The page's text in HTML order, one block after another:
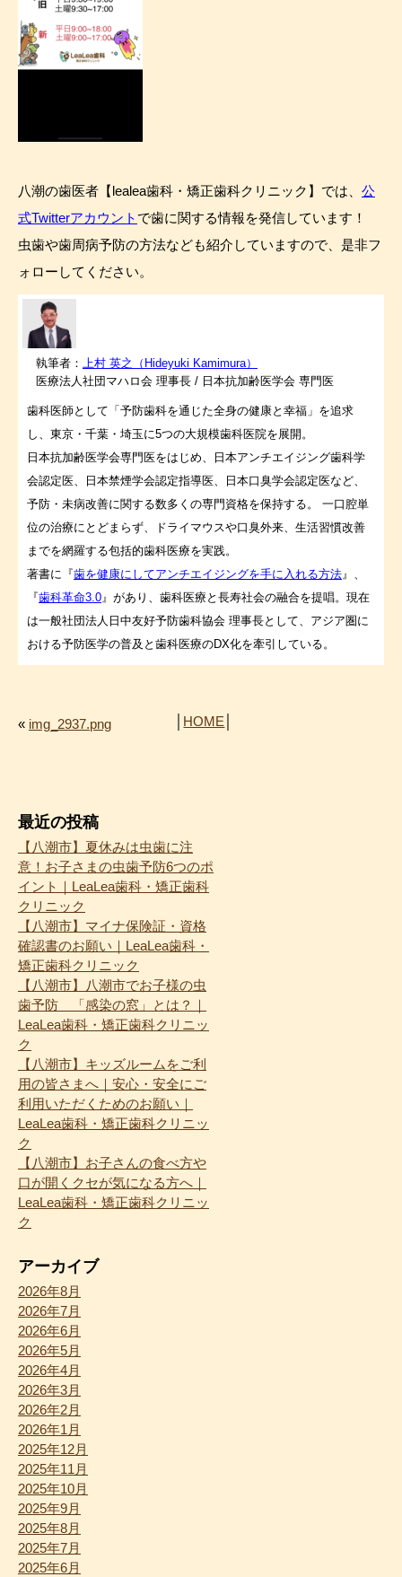
八潮の歯医者【lealea歯科・矯正歯科クリニック】では、 公
式Twitterアカウント で歯に関する情報を発信しています！
虫歯や歯周病予防の方法なども紹介していますので、是非フ
ォローしてください。
執筆者：
上村 英之（Hideyuki Kamimura）
医療法人社団マハロ会 理事長 / 日本抗加齢医学会 専門医
歯科医師として「予防歯科を通じた全身の健康と幸福」を追求
し、東京・千葉・埼玉に5つの大規模歯科医院を展開。
日本抗加齢医学会専門医をはじめ、日本アンチエイジング歯科学
会認定医、日本禁煙学会認定指導医、日本口臭学会認定医など、
予防・未病改善に関する数多くの専門資格を保持する。 一口腔単
位の治療にとどまらず、ドライマウスや口臭外来、生活習慣改善
までを網羅する包括的歯科医療を実践。
著書に『歯を健康にしてアンチエイジングを手に入れる方法 』、
『歯科革命3.0 』があり、歯科医療と長寿社会の融合を提唱。現在
は一般社団法人日中友好予防歯科協会 理事長として、アジア圏に
おける予防医学の普及と歯科医療のDX化を牽引している。
« img_2937.png HOME
最近の投稿
【八潮市】夏休みは虫歯に注
意！お子さまの虫歯予防6つのポ
イント｜LeaLea歯科・矯正歯科
クリニック
【八潮市】マイナ保険証・資格
確認書のお願い｜LeaLea歯科・
矯正歯科クリニック
【八潮市】八潮市でお子様の虫
歯予防 「感染の窓」とは？｜
LeaLea歯科・矯正歯科クリニッ
ク
【八潮市】キッズルームをご利
用の皆さまへ｜安心・安全にご
利用いただくためのお願い｜
LeaLea歯科・矯正歯科クリニッ
ク
【八潮市】お子さんの食べ方や
口が開くクセが気になる方へ｜
LeaLea歯科・矯正歯科クリニッ
ク
アーカイブ
2026年8月
2026年7月
2026年6月
2026年5月
2026年4月
2026年3月
2026年2月
2026年1月
2025年12月
2025年11月
2025年10月
2025年9月
2025年8月
2025年7月
2025年6月